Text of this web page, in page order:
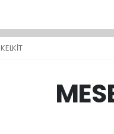
KELKİT